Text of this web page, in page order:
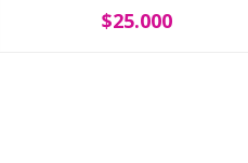
+
$25.000